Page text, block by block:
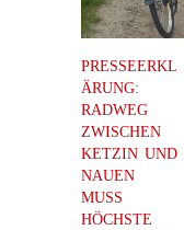
PRESSEERKL
ÄRUNG:
RADWEG
ZWISCHEN
KETZIN UND
NAUEN
MUSS
HÖCHSTE